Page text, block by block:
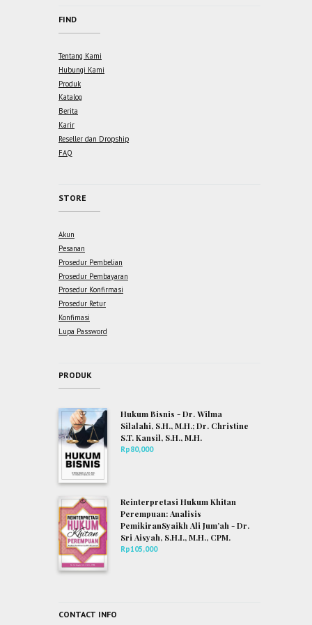
FIND
Tentang Kami
Hubungi Kami
Produk
Katalog
Berita
Karir
Reseller dan Dropship
FAQ
STORE
Akun
Pesanan
Prosedur Pembelian
Prosedur Pembayaran
Prosedur Konfirmasi
Prosedur Retur
Konfimasi
Lupa Password
PRODUK
Hukum Bisnis - Dr. Wilma
Silalahi, S.H., M.H.; Dr. Christine
S.T. Kansil, S.H., M.H.
Rp80,000
Reinterpretasi Hukum Khitan
Perempuan: Analisis
PemikiranSyaikh Ali Jum’ah - Dr.
Sri Aisyah, S.H.I., M.H., CPM.
Rp105,000
CONTACT INFO